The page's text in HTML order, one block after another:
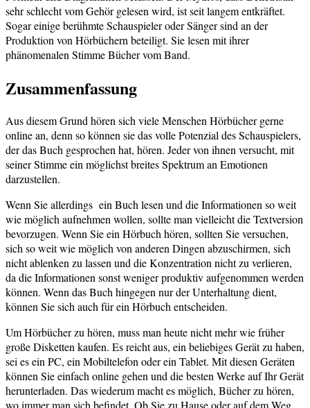
sehr schlecht vom Gehör gelesen wird, ist seit langem entkräftet.
Sogar einige berühmte Schauspieler oder Sänger sind an der
Produktion von Hörbüchern beteiligt. Sie lesen mit ihrer
phänomenalen Stimme Bücher vom Band.
Zusammenfassung
Aus diesem Grund hören sich viele Menschen Hörbücher gerne
online an, denn so können sie das volle Potenzial des Schauspielers,
der das Buch gesprochen hat, hören. Jeder von ihnen versucht, mit
seiner Stimme ein möglichst breites Spektrum an Emotionen
darzustellen.
Wenn Sie allerdings ein Buch lesen und die Informationen so weit
wie möglich aufnehmen wollen, sollte man vielleicht die Textversion
bevorzugen. Wenn Sie ein Hörbuch hören, sollten Sie versuchen,
sich so weit wie möglich von anderen Dingen abzuschirmen, sich
nicht ablenken zu lassen und die Konzentration nicht zu verlieren,
da die Informationen sonst weniger produktiv aufgenommen werden
können. Wenn das Buch hingegen nur der Unterhaltung dient,
können Sie sich auch für ein Hörbuch entscheiden.
Um Hörbücher zu hören, muss man heute nicht mehr wie früher
große Disketten kaufen. Es reicht aus, ein beliebiges Gerät zu haben,
sei es ein PC, ein Mobiltelefon oder ein Tablet. Mit diesen Geräten
können Sie einfach online gehen und die besten Werke auf Ihr Gerät
herunterladen. Das wiederum macht es möglich, Bücher zu hören,